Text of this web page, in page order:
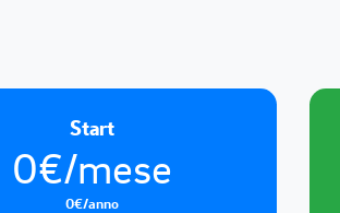
Start
0€/mese
0€/anno